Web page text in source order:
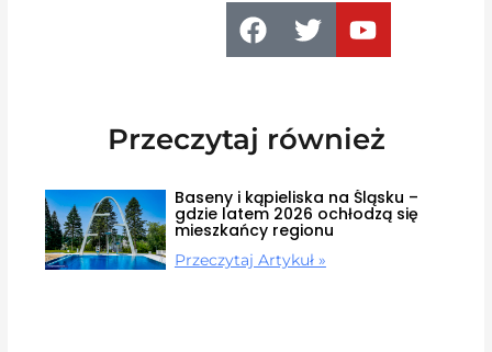
Przeczytaj również
Baseny i kąpieliska na Śląsku –
gdzie latem 2026 ochłodzą się
mieszkańcy regionu
Przeczytaj Artykuł »